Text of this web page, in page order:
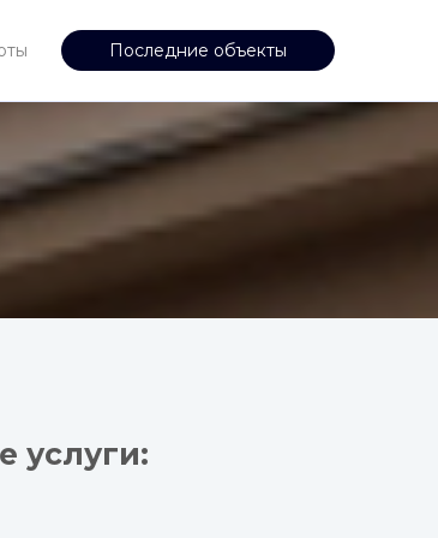
Последние объекты
услуги: